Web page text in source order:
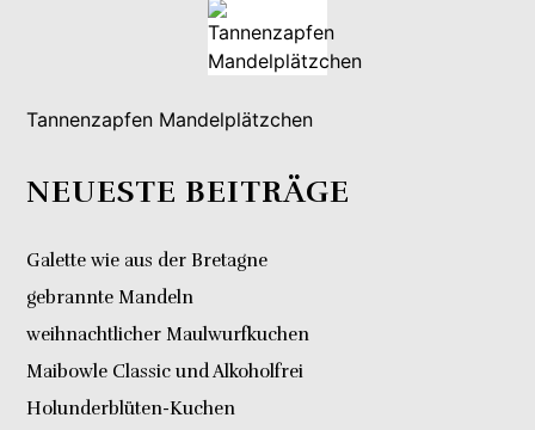
Tannenzapfen Mandelplätzchen
NEUESTE BEITRÄGE
Galette wie aus der Bretagne
gebrannte Mandeln
weihnachtlicher Maulwurfkuchen
Maibowle Classic und Alkoholfrei
Holunderblüten-Kuchen